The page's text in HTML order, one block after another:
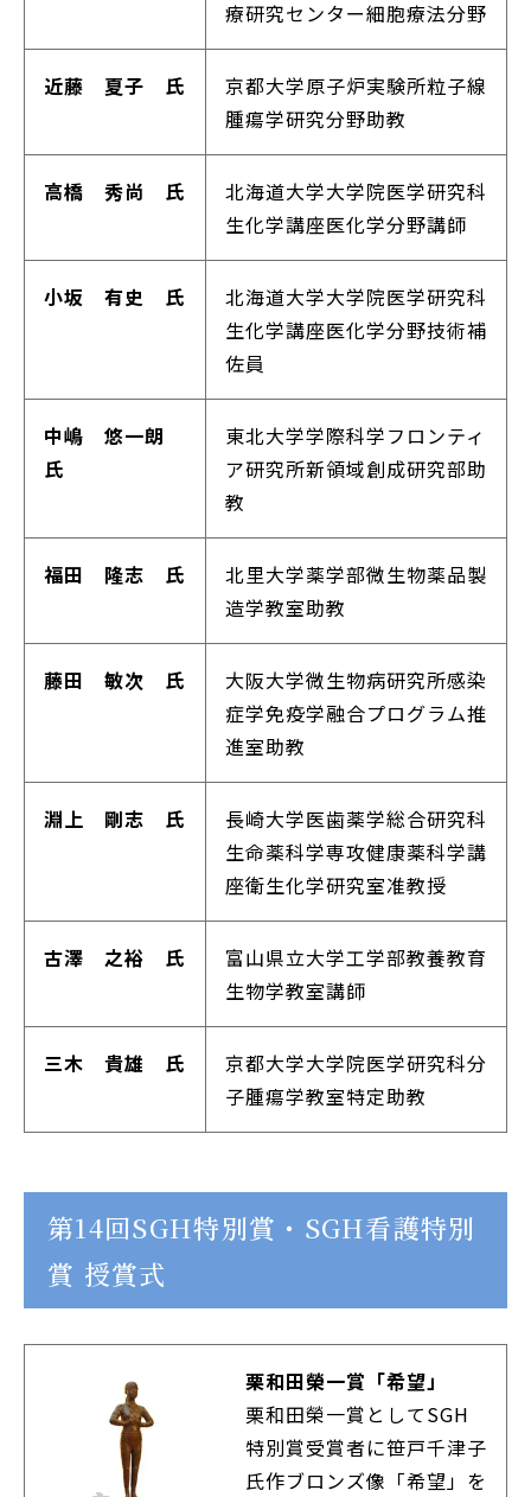
療研究センター細胞療法分野
近藤 夏子 氏
京都大学原子炉実験所粒子線
腫瘍学研究分野助教
高橋 秀尚 氏
北海道大学大学院医学研究科
生化学講座医化学分野講師
小坂 有史 氏
北海道大学大学院医学研究科
生化学講座医化学分野技術補
佐員
中嶋 悠一朗
氏
東北大学学際科学フロンティ
ア研究所新領域創成研究部助
教
福田 隆志 氏
北里大学薬学部微生物薬品製
造学教室助教
藤田 敏次 氏
大阪大学微生物病研究所感染
症学免疫学融合プログラム推
進室助教
淵上 剛志 氏
長崎大学医歯薬学総合研究科
生命薬科学専攻健康薬科学講
座衛生化学研究室准教授
古澤 之裕 氏
富山県立大学工学部教養教育
生物学教室講師
三木 貴雄 氏
京都大学大学院医学研究科分
子腫瘍学教室特定助教
第14回SGH特別賞・SGH看護特別
賞 授賞式
栗和田榮一賞「希望」
栗和田榮一賞としてSGH
特別賞受賞者に笹戸千津子
氏作ブロンズ像「希望」を